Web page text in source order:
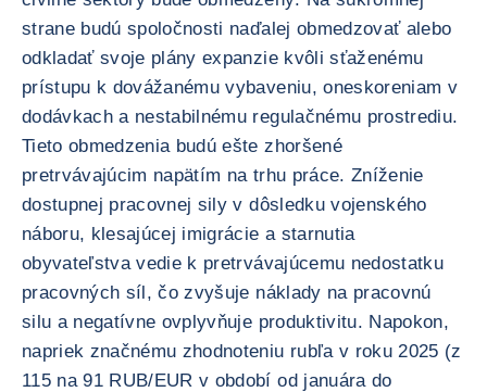
strane budú spoločnosti naďalej obmedzovať alebo
odkladať svoje plány expanzie kvôli sťaženému
prístupu k dovážanému vybaveniu, oneskoreniam v
dodávkach a nestabilnému regulačnému prostrediu.
Tieto obmedzenia budú ešte zhoršené
pretrvávajúcim napätím na trhu práce. Zníženie
dostupnej pracovnej sily v dôsledku vojenského
náboru, klesajúcej imigrácie a starnutia
obyvateľstva vedie k pretrvávajúcemu nedostatku
pracovných síl, čo zvyšuje náklady na pracovnú
silu a negatívne ovplyvňuje produktivitu. Napokon,
napriek značnému zhodnoteniu rubľa v roku 2025 (z
115 na 91 RUB/EUR v období od januára do